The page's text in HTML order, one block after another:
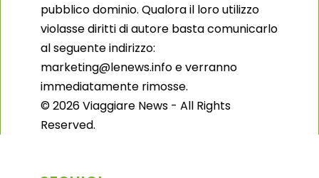
pubblico dominio. Qualora il loro utilizzo
violasse diritti di autore basta comunicarlo
al seguente indirizzo:
marketing@lenews.info e verranno
immediatamente rimosse.
© 2026 Viaggiare News - All Rights
Reserved.